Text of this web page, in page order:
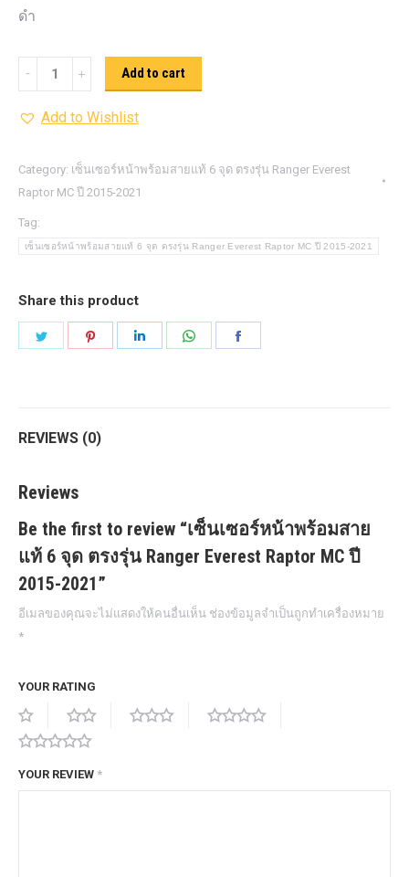
ดำ
เซ็นเซอร์
หน้า
พร้อม
แท้
6
จุด
ตรง
Ranger
Everest
Raptor
Add to cart
Add to Wishlist
Category: เซ็นเซอร์หน้าพร้อมสายแท้ 6 จุด ตรงรุ่น Ranger Everest
Raptor MC ปี 2015-2021
Tag:
เซ็นเซอร์หน้าพร้อมสายแท้ 6 จุด ตรงรุ่น Ranger Everest Raptor MC ปี 2015-2021
Share this product
REVIEWS (0)
Reviews
Be the first to review “เซ็นเซอร์หน้าพร้อมสาย
แท้ 6 จุด ตรงรุ่น Ranger Everest Raptor MC ปี
2015-2021”
อีเมลของคุณจะไม่แสดงให้คนอื่นเห็น ช่องข้อมูลจำเป็นถูกทำเครื่องหมาย
*
YOUR RATING
YOUR REVIEW *